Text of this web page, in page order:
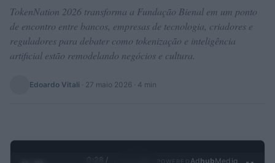
TokenNation 2026 transforma a Fundação Bienal em um ponto
de encontro entre bancos, empresas de tecnologia, criadores e
reguladores para debater como tokenização e inteligência
artificial estão remodelando negócios e cultura.
Edoardo Vitali · 27 maio 2026 · 4 min
0:29 /
Ad hubMedia